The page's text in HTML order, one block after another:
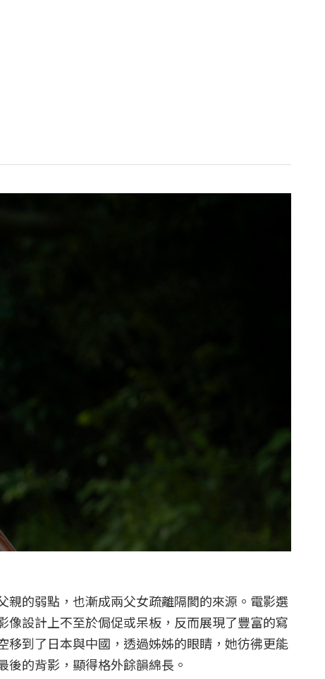
的弱點，也漸成兩父女疏離隔閡的來源。電影選
設計上不至於侷促或呆板，反而展現了豐富的寫
到了日本與中國，透過姊姊的眼睛，她彷彿更能
的背影，顯得格外餘韻綿長。